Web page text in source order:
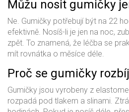
Můžu nosit gumičky
Ne. Gumičky potřebují být na 22
efektivně. Nosíš-li je jen na noc,
zpět. To znamená, že léčba se
mít rovnátka o měsíce déle.
Proč se gumičky
Gumičky jsou vyrobeny z
rozpadá pod tlakem a slinami.